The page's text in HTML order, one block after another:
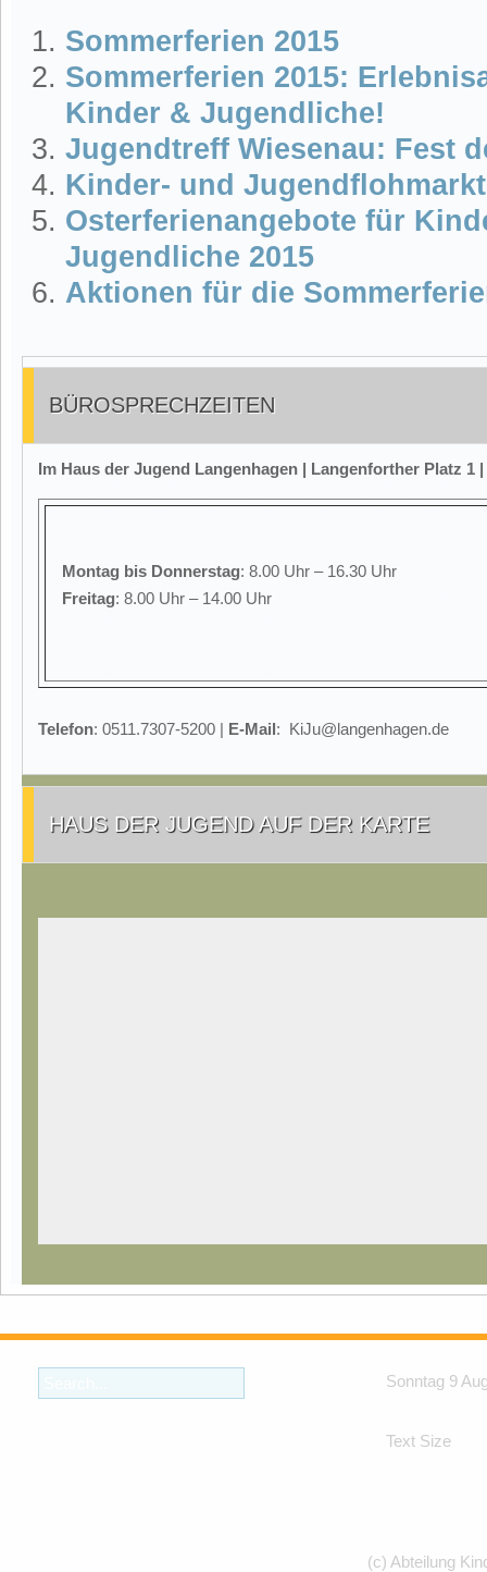
Sommerferien 2015
Sommerferien 2015:
Kinder & Jugendliche!
Jugendtreff Wiesenau: Fest
Kinder- und Jugendflohmarkt
Osterferienangebote für
Jugendliche 2015
Aktionen für die
BÜROSPRECHZEITEN
Im Haus der Jugend Langenhagen | Langenforther Platz 1
Montag bis Donnerstag: 8.00 Uhr – 16.30 Uhr
Freitag: 8.00 Uhr – 14.00 Uhr
Telefon: 0511.7307-5200 | E-Mail: KiJu@langenhagen.de
HAUS DER JUGEND AUF DER KARTE
Sonntag 9
Text Size
(c) Abteilung